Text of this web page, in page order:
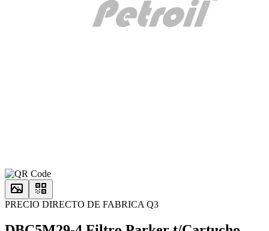
PRECIO DIRECTO DE FABRICA Q3